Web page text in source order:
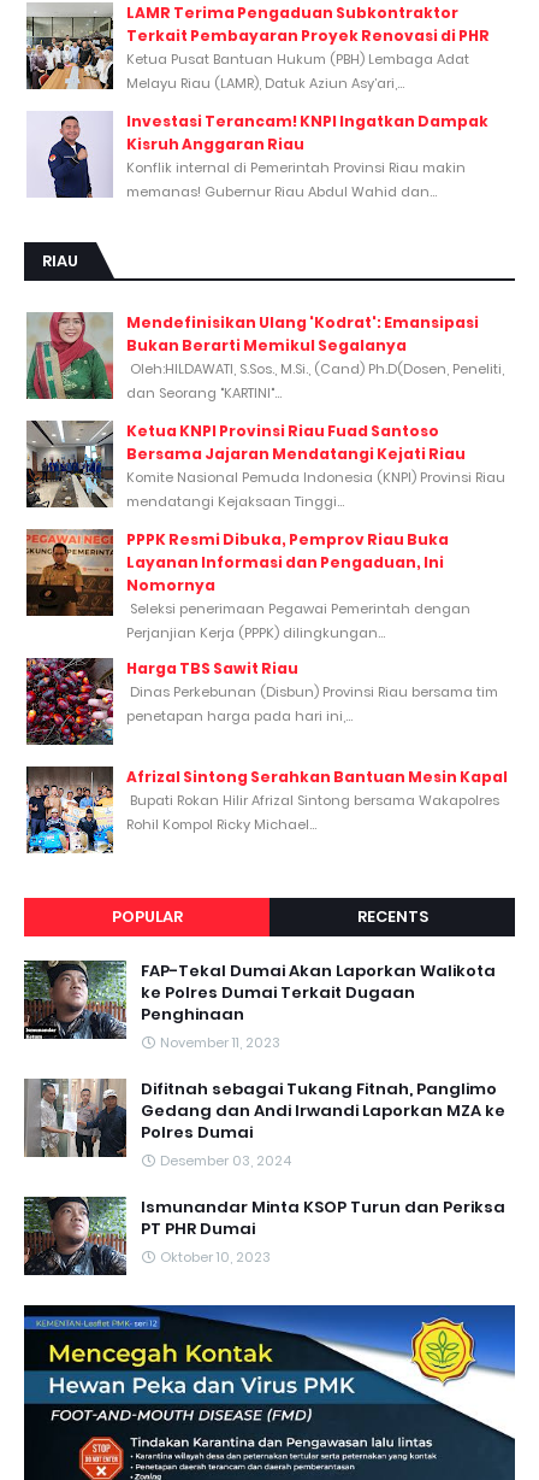
LAMR Terima Pengaduan Subkontraktor
Terkait Pembayaran Proyek Renovasi di PHR
Ketua Pusat Bantuan Hukum (PBH) Lembaga Adat
Melayu Riau (LAMR), Datuk Aziun Asy’ari,...
Investasi Terancam! KNPI Ingatkan Dampak
Kisruh Anggaran Riau
Konflik internal di Pemerintah Provinsi Riau makin
memanas! Gubernur Riau Abdul Wahid dan...
RIAU
Mendefinisikan Ulang 'Kodrat': Emansipasi
Bukan Berarti Memikul Segalanya
Oleh:HILDAWATI, S.Sos., M.Si., (Cand) Ph.D(Dosen, Peneliti,
dan Seorang "KARTINI"...
Ketua KNPI Provinsi Riau Fuad Santoso
Bersama Jajaran Mendatangi Kejati Riau
Komite Nasional Pemuda Indonesia (KNPI) Provinsi Riau
mendatangi Kejaksaan Tinggi...
PPPK Resmi Dibuka, Pemprov Riau Buka
Layanan Informasi dan Pengaduan, Ini
Nomornya
Seleksi penerimaan Pegawai Pemerintah dengan
Perjanjian Kerja (PPPK) dilingkungan...
Harga TBS Sawit Riau
Dinas Perkebunan (Disbun) Provinsi Riau bersama tim
penetapan harga pada hari ini,...
Afrizal Sintong Serahkan Bantuan Mesin Kapal
Bupati Rokan Hilir Afrizal Sintong bersama Wakapolres
Rohil Kompol Ricky Michael...
POPULAR RECENTS
FAP-Tekal Dumai Akan Laporkan Walikota
ke Polres Dumai Terkait Dugaan
Penghinaan
November 11, 2023
Difitnah sebagai Tukang Fitnah, Panglimo
Gedang dan Andi Irwandi Laporkan MZA ke
Polres Dumai
Desember 03, 2024
Ismunandar Minta KSOP Turun dan Periksa
PT PHR Dumai
Oktober 10, 2023